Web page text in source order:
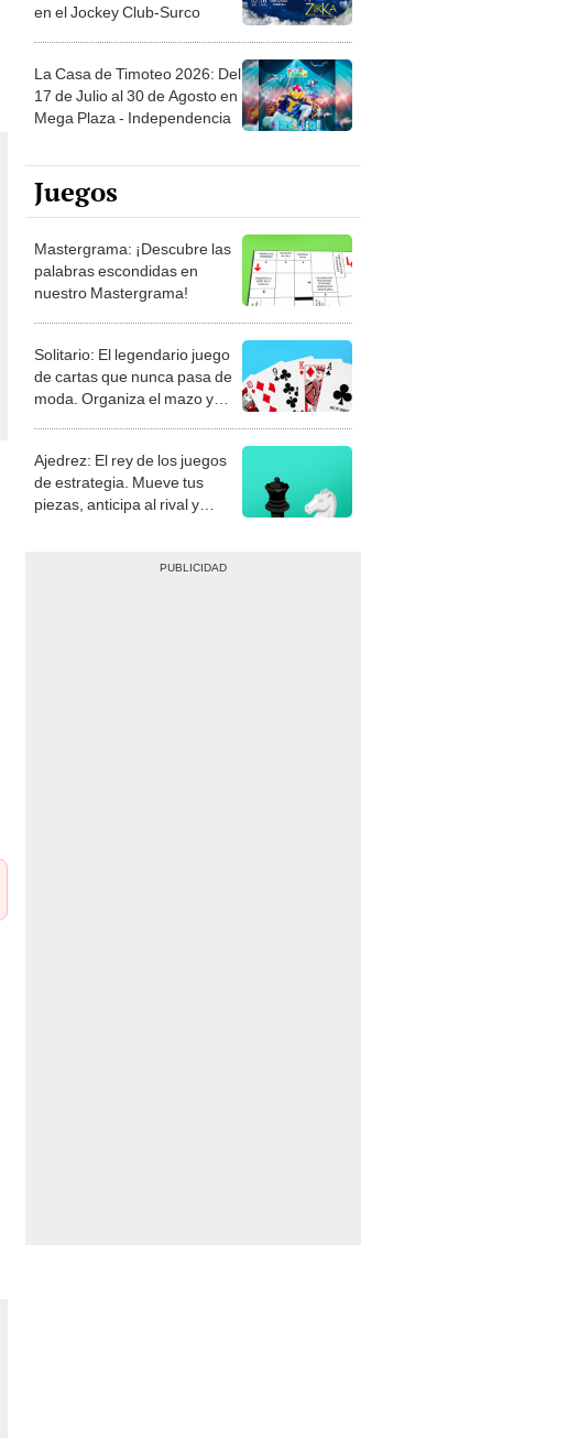
en el Jockey Club-Surco
La Casa de Timoteo 2026: Del
17 de Julio al 30 de Agosto en
Mega Plaza - Independencia
Juegos
Mastergrama: ¡Descubre las
palabras escondidas en
nuestro Mastergrama!
Solitario: El legendario juego
de cartas que nunca pasa de
moda. Organiza el mazo y
Ajedrez: El rey de los juegos
de estrategia. Mueve tus
piezas, anticipa al rival y